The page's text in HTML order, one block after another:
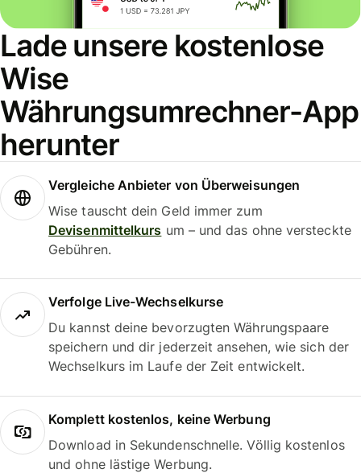
Lade unsere kostenlose
Wise
Währungsumrechner-App
herunter
Vergleiche Anbieter von Überweisungen
Wise tauscht dein Geld immer zum
Devisenmittelkurs um – und das ohne versteckte
Gebühren.
Verfolge Live-Wechselkurse
Du kannst deine bevorzugten Währungspaare
speichern und dir jederzeit ansehen, wie sich der
Wechselkurs im Laufe der Zeit entwickelt.
Komplett kostenlos, keine Werbung
Download in Sekundenschnelle. Völlig kostenlos
und ohne lästige Werbung.